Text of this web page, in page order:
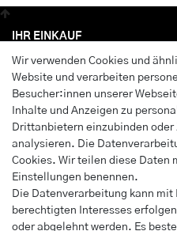
Wir verwenden Cookies und
Website und verarbeiten
Besucher:innen unserer
Inhalte und Anzeigen zu
Drittanbietern einzubinden
analysieren. Die
Cookies. Wir teilen diese Daten
Einstellungen benennen.
Die Datenverarbeitung kann
berechtigten Interesses
oder abgelehnt werden. Es
IHR EINKAUF
Anmelden
Wunschliste
Warenkorb
Kasse
INFORMATIONEN
Widerrufs­recht